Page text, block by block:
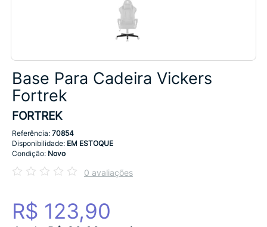
Base Para Cadeira Vickers
Fortrek
FORTREK
Referência: 70854
Disponibilidade: EM ESTOQUE
Condição: Novo
0 avaliações
R$ 123,90